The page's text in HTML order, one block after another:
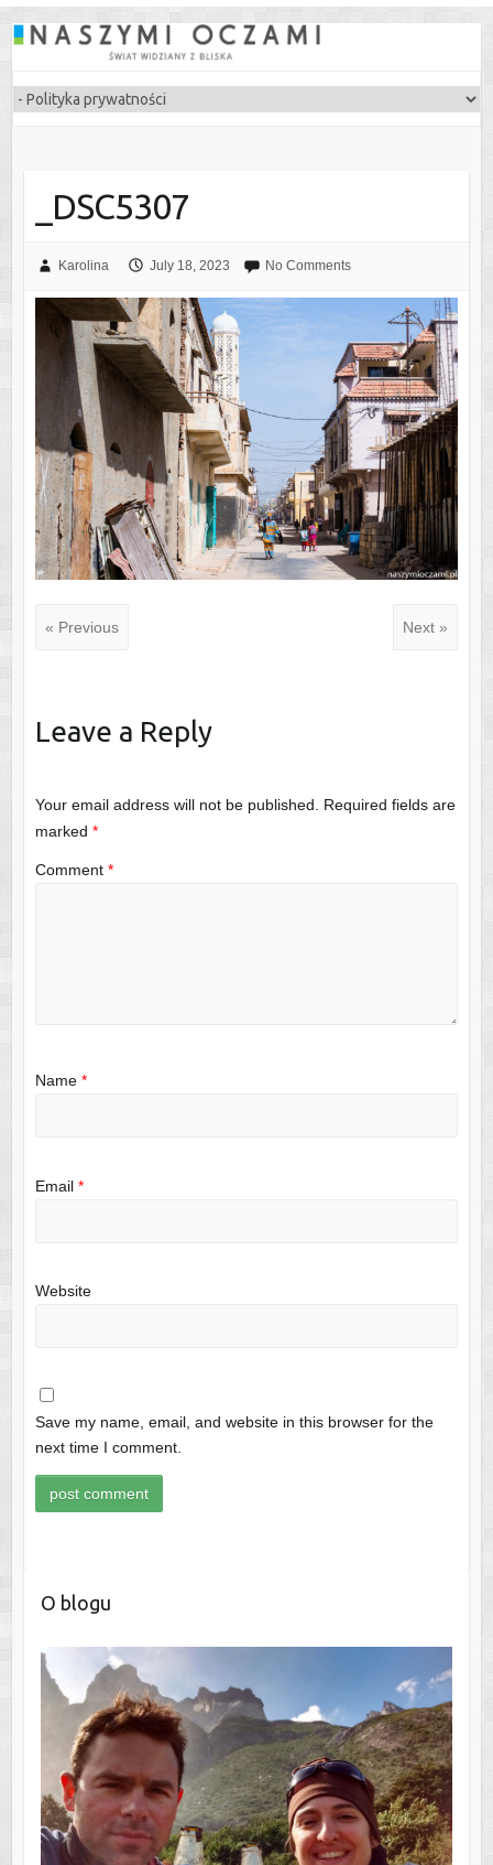
_DSC5307
Karolina July 18, 2023 No Comments
« Previous Next »
Leave a Reply
Your email address will not be published.
Required fields are
marked *
Comment *
Name *
Email *
Website
Save my name, email, and website in this browser for the
next time I comment.
O blogu